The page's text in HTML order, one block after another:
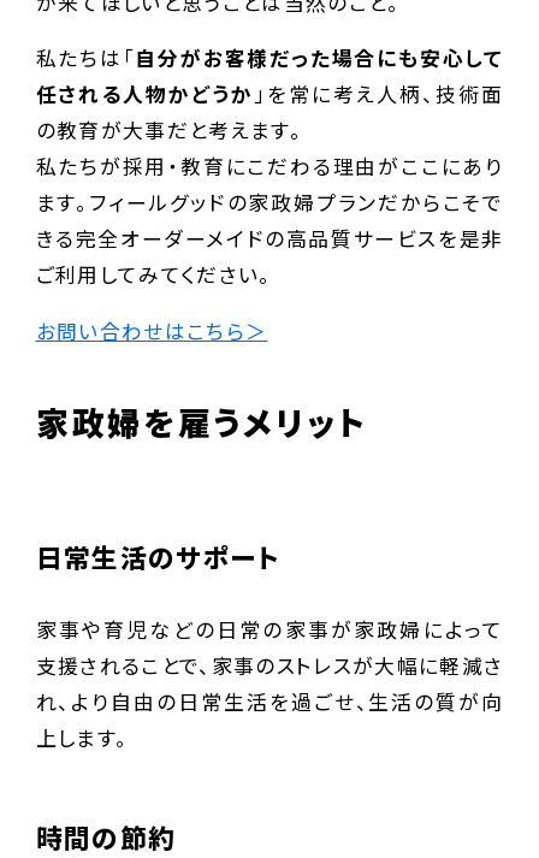
私たちは「自分がお客様だった場合にも安心して
任される人物かどうか」を常に考え人柄、技術面
の教育が大事だと考えます。
私たちが採用・教育にこだわる理由がここにあり
ます。フィールグッドの家政婦プランだからこそで
きる完全オーダーメイドの高品質サービスを是非
ご利用してみてください。
お問い合わせはこちら＞
家政婦を雇うメリット
日常生活のサポート
家事や育児などの日常の家事が家政婦によって
支援されることで、家事のストレスが大幅に軽減さ
れ、より自由の日常生活を過ごせ、生活の質が向
上します。
時間の節約